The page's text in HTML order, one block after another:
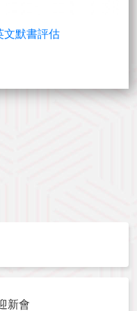
文默書評估
新會